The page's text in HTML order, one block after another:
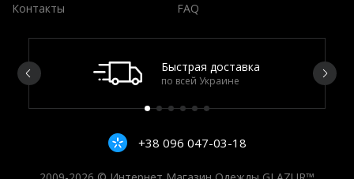
Контакты
FAQ
Быстрая доставка
по всей Украине
+38 096 047-03-18